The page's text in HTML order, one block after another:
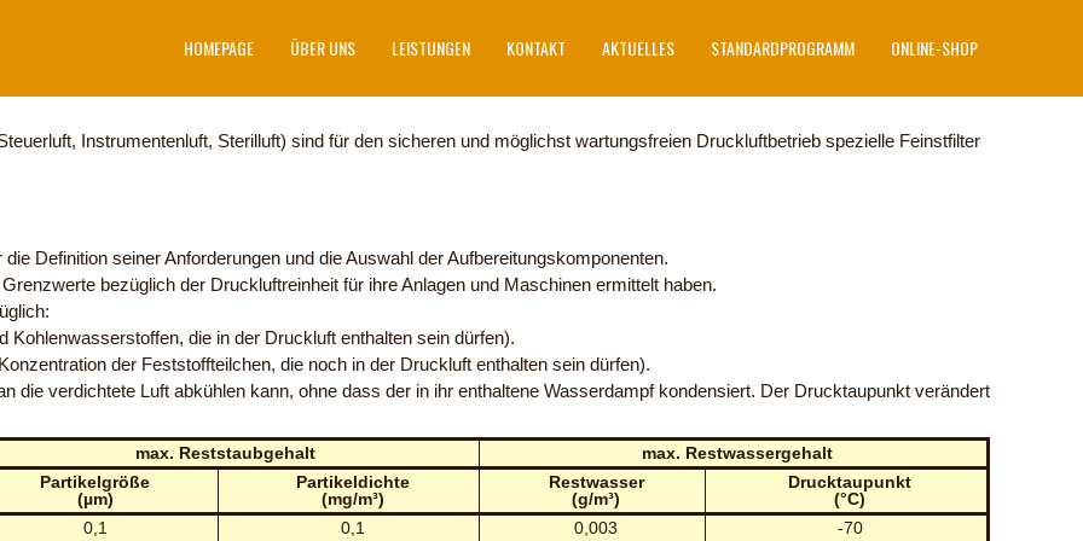
HOMEPAGE ÜBER UNS LEISTUNGEN KONTAKT AKTUELLES STANDARDPROGRAMM ONLINE-SHOP
Instrumentenluft, Sterilluft) sind für den sicheren und möglichst wartungsfreien Druckluftbetrieb spezielle Feinstfilter
Definition seiner Anforderungen und die Auswahl der Aufbereitungskomponenten.
bezüglich der Druckluftreinheit für ihre Anlagen und Maschinen ermittelt haben.
die in der Druckluft enthalten sein dürfen).
der Feststoffteilchen, die noch in der Druckluft enthalten sein dürfen).
die verdichtete Luft abkühlen kann, ohne dass der in ihr enthaltene Wasserdampf kondensiert. Der Drucktaupunkt verändert
max. Reststaubgehalt
max. Restwassergehalt
Partikelgröße
(µm)
Partikeldichte
(mg/m³)
Restwasser
(g/m³)
Drucktaupunkt
(°C)
0,1
0,1 0,003 -70